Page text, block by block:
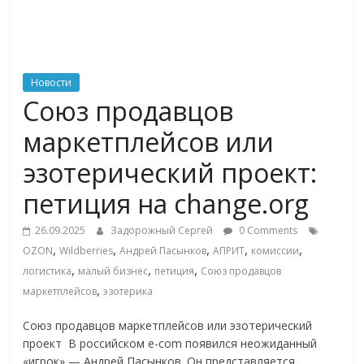
логистике,
технологиях,
соцсетях
Портал
об
онлайн-
Commerce,
Новости
Союз продавцов
маркетплейсов или
эзотерический проект:
петиция на change.org
26.09.2025 Задорожный Сергей
0 Comments
OZON,Wildberries,Андрей Пасынков,АПРИТ, комиссии,
логистика, малый бизнес, петиция, Союз продавцов
маркетплейсов,эзотерика
Союз продавцов маркетплейсов или эзотерический
проект В российском e-com появился неожиданный